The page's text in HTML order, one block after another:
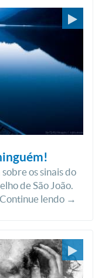
os sinais do
de São João.
lendo →